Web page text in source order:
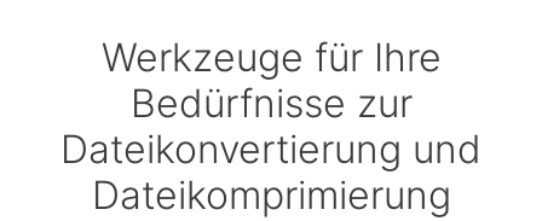
Werkzeuge für Ihre
Bedürfnisse zur
Dateikonvertierung und
Dateikomprimierung